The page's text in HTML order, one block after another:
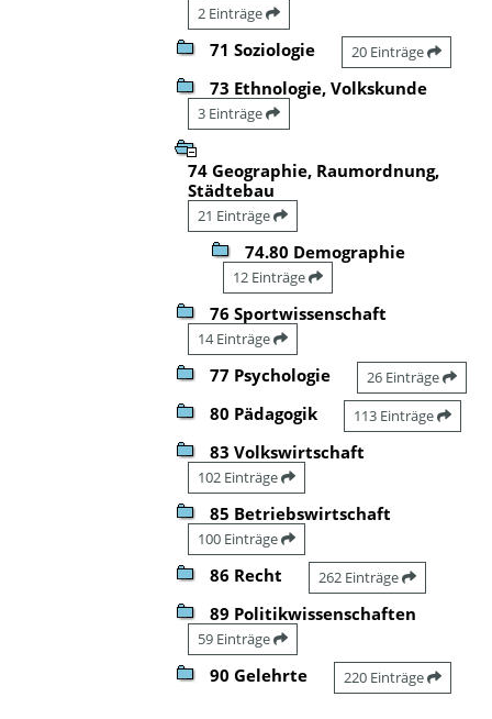
2 Einträge
71 Soziologie 20 Einträge
73 Ethnologie, Volkskunde
3 Einträge
74 Geographie, Raumordnung,
Städtebau
21 Einträge
74.80 Demographie
12 Einträge
76 Sportwissenschaft
14 Einträge
77 Psychologie 26 Einträge
80 Pädagogik 113 Einträge
83 Volkswirtschaft
102 Einträge
85 Betriebswirtschaft
100 Einträge
86 Recht 262 Einträge
89 Politikwissenschaften
59 Einträge
90 Gelehrte 220 Einträge